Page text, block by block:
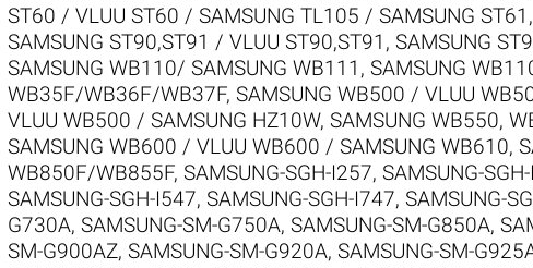
ST60 / VLUU ST60 / SAMSUNG TL105 / SAMSUNG ST61 ,
SAMSUNG ST90,ST91 / VLUU ST90,ST91 , SAMSUNG
SAMSUNG WB110/ SAMSUNG WB111 , SAMSUNG
WB35F/WB36F/WB37F, SAMSUNG WB500 / VLUU
VLUU WB500 / SAMSUNG HZ10W, SAMSUNG WB550,
SAMSUNG WB600 / VLUU WB600 / SAMSUNG WB610,
WB850F/WB855F, SAMSUNG-SGH-I257, SAMSUNG-
SAMSUNG-SGH-I547, SAMSUNG-SGH-I747, SAMSUNG-
G730A, SAMSUNG-SM-G750A, SAMSUNG-SM-G850A,
SM-G900AZ, SAMSUNG-SM-G920A, SAMSUNG-SM-